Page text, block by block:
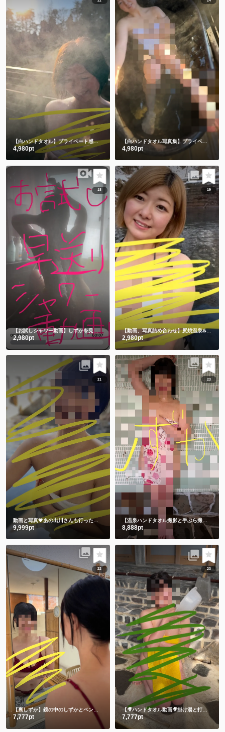
【白ハンドタオル】プライベート感満載の貸切露天風呂で撮影したよ🫣💕後編
4,980pt 4,980pt
18
【お試しシャワー動画】しずかを見つけてくれてありがとう🫶
2,980pt
19
【動画、写真詰め合わせ】尻焼温泉♨️牛さん水着と鬼さん豆まき 恒例飛び込み動画付き🏊
2,980pt
21
動画と写真💗あの出川さんも行った温泉 3年前の私です🫣 スマホの中に埋もれてました😋
9,999pt
23
【温泉ハンドタオル撮影と手ぶら撮影】撮りたてホヤホヤ💕今のしずかを見て下さい💗
8,888pt
22
【裏しずか】鏡の中のしずかとベンチに座る生しずかどっちが好き？💕
7,777pt
23
【🎥ハンドタオル動画🎥掛け湯と打たせ湯】温泉に入る時は掛け湯しよ💕打たせ湯熱すぎた😂
7,777pt